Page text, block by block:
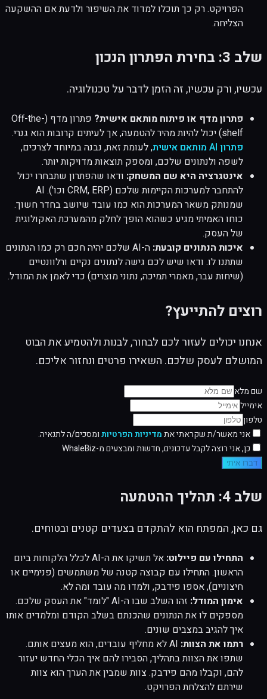
הפרויקט. רק כך תוכלו למדוד את השיפור ולדעת אם ההשקעה
הצליחה.
שלב 3: בחירת הפתרון הנכון
עכשיו, ורק עכשיו, זה הזמן לדבר על טכנולוגיה.
פתרון מדף או פיתוח מותאם אישית?
פתרון מדף (Off-the-
shelf) יכול להיות מהיר להטמעה, אך לעיתים קרובות הוא גנרי.
פתרון AI מותאם אישית
, לעומת זאת, נבנה במיוחד לצרכים,
לשפה ולנתונים שלכם, ומספק תוצאות מדויקות יותר.
אינטגרציה היא שם המשחק: ודאו שהפתרון שתבחרו יכול
להתחבר למערכות הקיימות שלכם (CRM, ERP וכו'). AI
שמנותק משאר המערכות הוא כמו עובד שיושב בחדר חשוך.
כוחו האמיתי מגיע כשהוא הופך לחלק מהמערכת האקולוגית
של העסק.
איכות הנתונים קובעת:
ה-AI שלכם יהיה חכם רק כמו הנתונים
שתתנו לו. ודאו שיש לכם גישה לנתונים נקיים ורלוונטיים
(שיחות עבר, מאמרי תמיכה, נתוני מוצרים) כדי לאמן את המודל.
רוצים להתייעץ?
אנחנו יכולים לעזור לכם לבחור, לבנות ולהטמיע את הבוט
המושלם לעסק שלכם. השאירו פרטים ונחזור אליכם.
שם מלא
אימייל
טלפון
אני מאשר/ת שקראתי אתמדיניות הפרטיותומסכים/ה לתנאיה.
כן, אני רוצה לקבל עדכונים, חדשות ומבצעים מ-WhaleBiz
דברו איתי
שלב 4: תהליך ההטמעה
גם כאן, המפתח הוא להתקדם בצעדים קטנים ובטוחים.
התחילו עם פיילוט:
אל תשיקו את ה-AI לכלל הלקוחות ביום
הראשון. התחילו עם קבוצה קטנה של משתמשים (פנימיים או
חיצוניים), אספו פידבק, ולמדו מה עובד ומה לא.
אימון המודל:
זהו השלב שבו ה-AI "לומד" את העסק שלכם.
מספקים לו את הנתונים שהכנתם בשלב הקודם ומלמדים אותו
איך להגיב במצבים שונים.
רתמו את הצוות:
AI לא מחליף עובדים, הוא מעצים אותם.
שתפו את הצוות בתהליך, הסבירו להם איך הכלי החדש יעזור
להם, וקבלו מהם פידבק. צוות שמבין את הערך הוא צוות
שירתם להצלחת הפרויקט.